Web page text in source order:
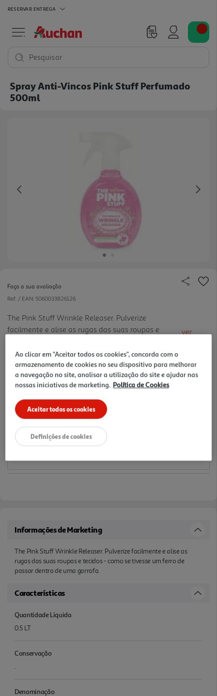
RESERVAR ENTREGA
Pesquisar
Spray Anti-Vincos Pink Stuff Perfumado
500ml
Previous
Faça a sua avaliação
Ref. / EAN: 5060033826126
The Pink Stuff Wrinkle Releaser. Pulverize
facilmente e alise as rugas das suas roupas e
de uma garrafa.
ver
7.98 €/Lt
3,99 €
Informações de Marketing
The Pink Stuff Wrinkle Releaser. Pulverize facilmente e alise as
rugas das suas roupas e tecidos - como se tivesse um ferro de
passar dentro de uma garrafa.
Características
Quantidade Liquida
0.5 LT
Conservação
.
Denominação
Ao clicar em "Aceitar todos os cookies", concorda com o
armazenamento de cookies no seu dispositivo para melhorar
a navegação no site, analisar a utilização do site e ajudar nas
nossas iniciativas de marketing. Política de Cookies
Aceitar todos os cookies
Definições de cookies